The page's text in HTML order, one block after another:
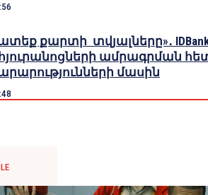
քարտի տվյալները»․
հյուրանոցների ամրագրման
մասին